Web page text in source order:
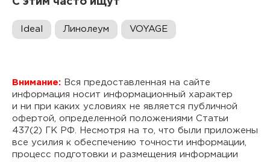
Ideal Линолеум VOYAGE
Внимание: Вся предоставленная на сайте
информация носит информационный характер
и ни при каких условиях не является публичной
офертой, определенной положениями Статьи
437(2) ГК РФ. Несмотря на то, что были приложены
все усилия к обеспечению точности информации,
процесс подготовки и размещения информации